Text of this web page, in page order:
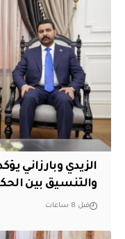
الزيدي وبارزاني
والتنسيق بين
قبل 8 ساعات